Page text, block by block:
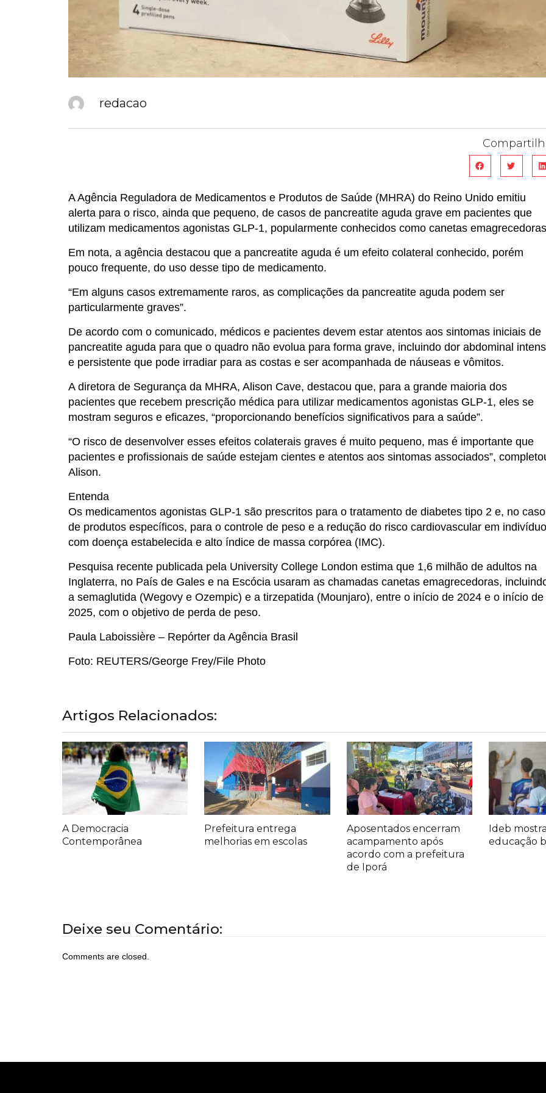
redacao
A Agência Reguladora de Medicamentos e Produtos de Saúde (MHRA) do Reino Unido emitiu
alerta para o risco, ainda que pequeno, de casos de pancreatite aguda grave em pacientes que
utilizam medicamentos agonistas GLP-1, popularmente conhecidos como canetas
Em nota, a agência destacou que a pancreatite aguda é um efeito colateral conhecido, porém
pouco frequente, do uso desse tipo de medicamento.
“Em alguns casos extremamente raros, as complicações da pancreatite aguda podem ser
particularmente graves”.
De acordo com o comunicado, médicos e pacientes devem estar atentos aos sintomas iniciais de
pancreatite aguda para que o quadro não evolua para forma grave, incluindo dor abdominal
e persistente que pode irradiar para as costas e ser acompanhada de náuseas e vômitos.
A diretora de Segurança da MHRA, Alison Cave, destacou que, para a grande maioria dos
pacientes que recebem prescrição médica para utilizar medicamentos agonistas GLP-1, eles se
mostram seguros e eficazes, “proporcionando benefícios significativos para a saúde”.
“O risco de desenvolver esses efeitos colaterais graves é muito pequeno, mas é importante que
pacientes e profissionais de saúde estejam cientes e atentos aos sintomas associados”,
Alison.
Entenda
Os medicamentos agonistas GLP-1 são prescritos para o tratamento de diabetes tipo 2 e, no caso
de produtos específicos, para o controle de peso e a redução do risco cardiovascular em
com doença estabelecida e alto índice de massa corpórea (IMC).
Pesquisa recente publicada pela University College London estima que 1,6 milhão de adultos na
Inglaterra, no País de Gales e na Escócia usaram as chamadas canetas emagrecedoras,
a semaglutida (Wegovy e Ozempic) e a tirzepatida (Mounjaro), entre o início de 2024 e o início de
2025, com o objetivo de perda de peso.
Paula Laboissière – Repórter da Agência Brasil
Foto: REUTERS/George Frey/File Photo
Artigos Relacionados:
A Democracia
Contemporânea
Prefeitura entrega
melhorias em escolas
Aposentados encerram
acampamento após
acordo com a prefeitura
de Iporá
Ideb
educação
Deixe seu Comentário:
Comments are closed.